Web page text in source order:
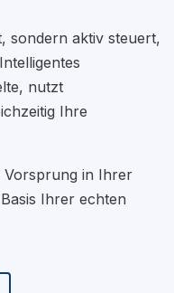
sondern aktiv steuert,
nutzt
Ihre
Vorsprung in Ihrer
Ihrer echten